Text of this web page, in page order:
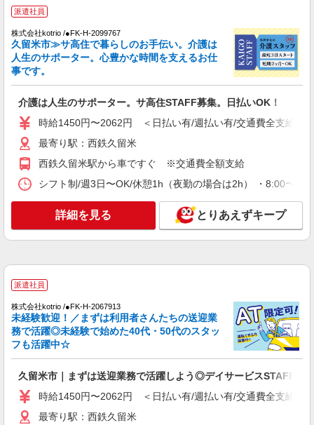
派遣社員
株式会社kotrio /●FK-H-2010169
西鉄久留米駅＊少人数グルホで利用者さんと家
時給1450円〜2062円 ＜日払い有/週払い有/交
通費全支給(ガソリン代含む)＞
最寄り駅：西鉄久留米
詳細を見る
派遣社員
株式会社kotrio /●FK-H-1854904
時給1450円〜2062円 ＜日払い有/週払い有/交
キープ 詳細を見る
派遣社員
株式会社kotrio /●FK-H-1981358
サポート・フロアの巡回
時給1450円〜2062円 ＜日払い有/週払い有/交
派遣社員
株式会社kotrio /●FK-H-2099767
久留米市≫サ高住で暮らしのお手伝い。介護は
人生のサポーター。心豊かな時間を支えるお仕
事です。
介護は人生のサポーター。サ高住STAFF募集。日払いOK！
時給1450円〜2062円 ＜日払い有/週払い有/交通費全支給(ガ
最寄り駅：西鉄久留米
西鉄久留米駅から車ですぐ ※交通費全額支給
シフト制/週3日〜OK/休憩1h（夜勤の場合は2h） ・8:00〜
詳細を見る とりあえずキープ
派遣社員
株式会社kotrio /●FK-H-2067913
未経験歓迎！／まずは利用者さんたちの送迎業
務で活躍◎未経験で始めた40代・50代のスタッ
フも活躍中☆
久留米市｜まずは送迎業務で活躍しよう◎デイサービスSTAFF
時給1450円〜2062円 ＜日払い有/週払い有/交通費全支給(ガ
最寄り駅：西鉄久留米